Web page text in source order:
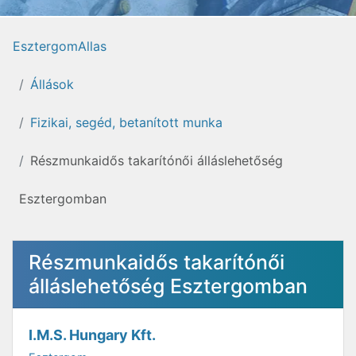
EsztergomAllas
Állások
Fizikai, segéd, betanított munka
Részmunkaidős takarítónői álláslehetőség
Esztergomban
Részmunkaidős takarítónői
álláslehetőség Esztergomban
I.M.S. Hungary Kft.